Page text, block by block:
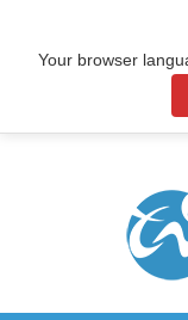
Your browser